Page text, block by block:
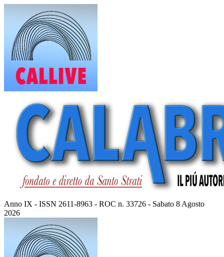
contenuto
Anno IX - ISSN 2611-8963 - ROC n. 33726 - Sabato 8 Agosto
2026